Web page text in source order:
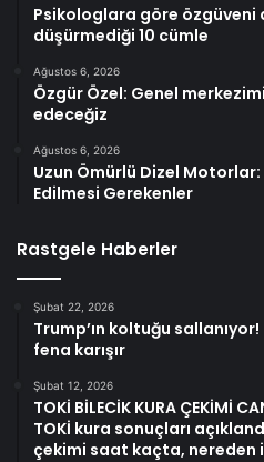
Psikologlara göre özgüveni
düşürmediği 10 cümle
Ağustos 6, 2026
Özgür Özel: Genel
edeceğiz
Ağustos 6, 2026
Uzun Ömürlü Dizel Motorlar:
Edilmesi Gerekenler
Rastgele Haberler
Şubat 22, 2026
Trump’ın koltuğu
fena karışır
Şubat 12, 2026
TOKİ BİLECİK KURA ÇEKİMİ
TOKİ kura sonuçları
çekimi saat kaçta, nereden